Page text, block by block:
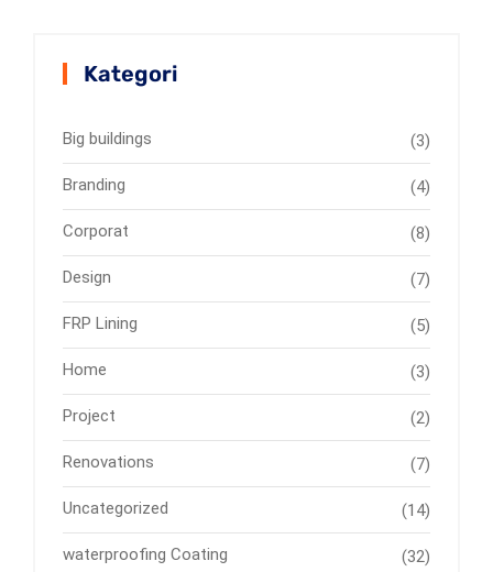
Kategori
Big buildings (3)
Branding (4)
Corporat (8)
Design (7)
FRP Lining (5)
Home (3)
Project (2)
Renovations (7)
Uncategorized (14)
waterproofing Coating (32)